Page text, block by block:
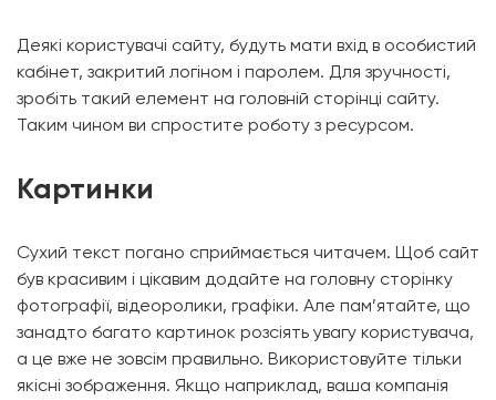
Деякі користувачі сайту, будуть мати вхід в особистий
кабінет, закритий логіном і паролем. Для зручності,
зробіть такий елемент на головній сторінці сайту.
Таким чином ви спростите роботу з ресурсом.
Картинки
Сухий текст погано сприймається читачем. Щоб сайт
був красивим і цікавим додайте на головну сторінку
фотографії, відеоролики, графіки. Але пам’ятайте, що
занадто багато картинок розсіять увагу користувача,
а це вже не зовсім правильно. Використовуйте тільки
якісні зображення. Якщо наприклад, ваша компанія